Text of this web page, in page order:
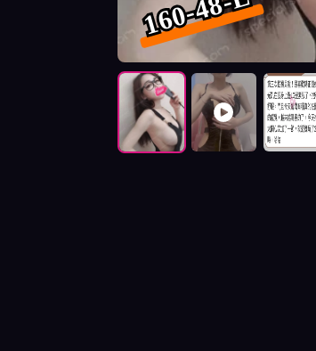
按摩師芭比照片展示與影片介